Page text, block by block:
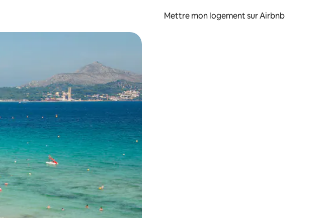
Mettre mon logement sur Airbnb
ou en appuyant et en faisant glisser.